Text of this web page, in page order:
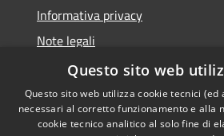
Informativa privacy
Note legali
Dichiarazione di accessibilità
Questo sito web
Questo sito web utilizza cookie tecnici
necessari al corretto funzionamento e alla
cookie tecnico analitico al solo fine di